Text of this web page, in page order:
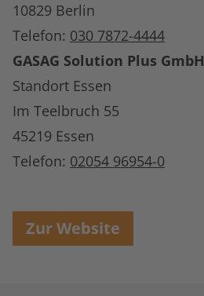
10829 Berlin
Telefon: 030 7872-4444
GASAG Solution Plus GmbH
Standort Essen
Im Teelbruch 55
45219 Essen
Telefon: 02054 96954-0
Zur Website